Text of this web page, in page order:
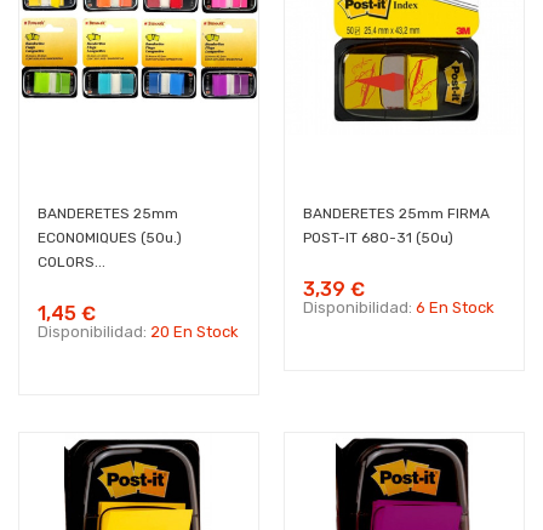
BANDERETES 25mm
ECONOMIQUES (50u.)
COLORS...
1,45 €
Disponibilidad: 20 En Stock
BANDERETES 25mm FIRMA
POST-IT 680-31 (50u)
3,39 €
Disponibilidad: 6 En Stock